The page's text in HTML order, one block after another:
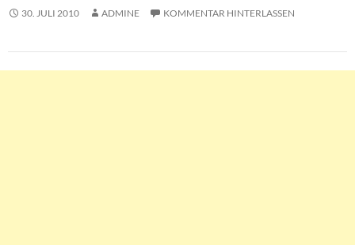
30. JULI 2010 ADMINE KOMMENTAR HINTERLASSEN